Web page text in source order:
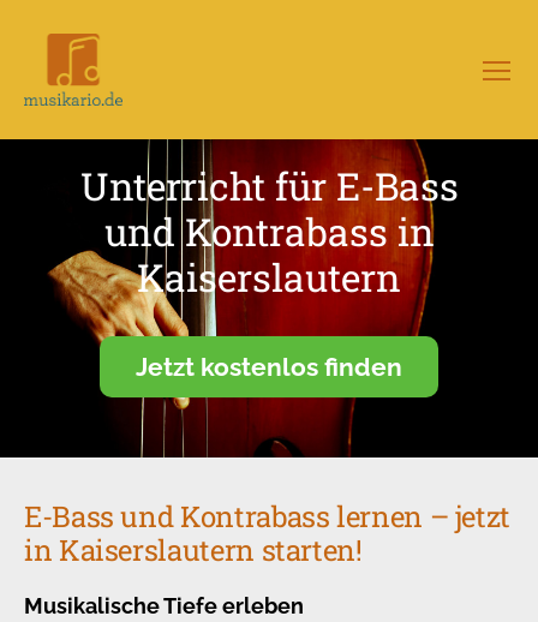
–
Portal
Musikunterricht
Unterricht für E-Bass
und Kontrabass in
Kaiserslautern
Jetzt kostenlos finden
E-Bass und Kontrabass lernen – jetzt
in Kaiserslautern starten!
Musikalische Tiefe erleben